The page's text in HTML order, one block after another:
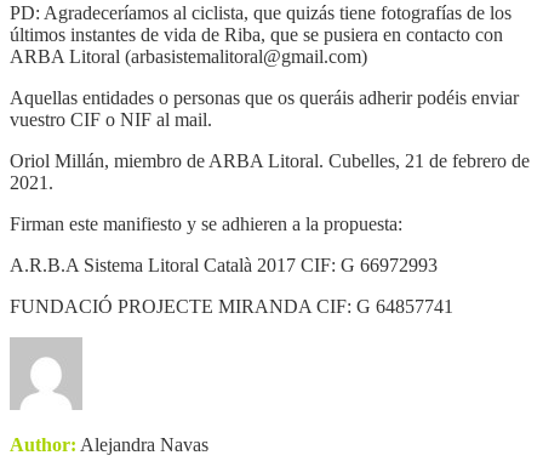
PD: Agradeceríamos al ciclista, que quizás tiene fotografías de los
últimos instantes de vida de Riba, que se pusiera en contacto con
ARBA Litoral (arbasistemalitoral@gmail.com)
Aquellas entidades o personas que os queráis adherir podéis enviar
vuestro CIF o NIF al mail.
Oriol Millán, miembro de ARBA Litoral. Cubelles, 21 de febrero de
2021.
Firman este manifiesto y se adhieren a la propuesta:
A.R.B.A Sistema Litoral Català 2017 CIF: G 66972993
FUNDACIÓ PROJECTE MIRANDA CIF: G 64857741
Author: Alejandra Navas